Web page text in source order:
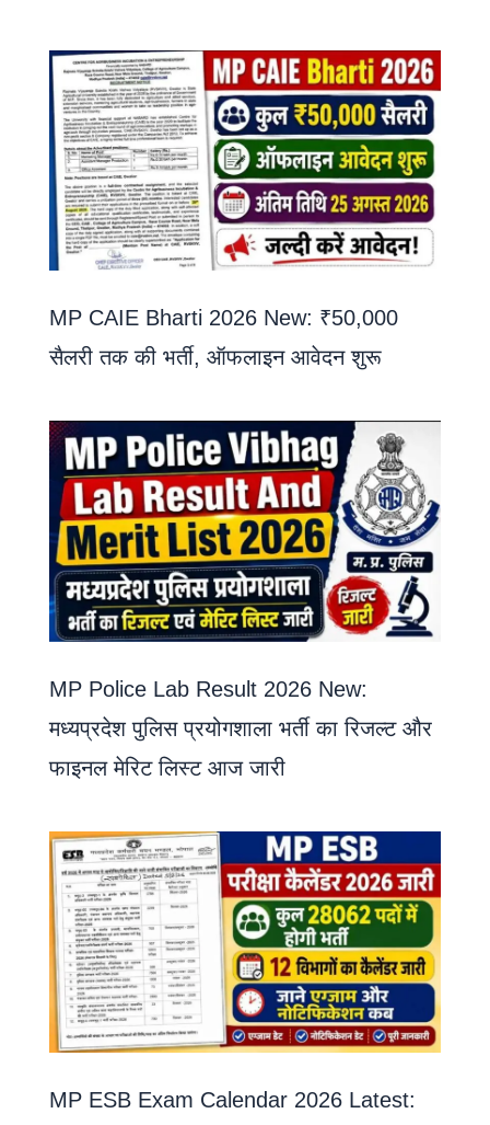
MP CAIE Bharti 2026 New: ₹50,000
सैलरी तक की भर्ती, ऑफलाइन आवेदन शुरू
MP Police Lab Result 2026 New:
मध्यप्रदेश पुलिस प्रयोगशाला भर्ती का रिजल्ट और
फाइनल मेरिट लिस्ट आज जारी
MP ESB Exam Calendar 2026 Latest: